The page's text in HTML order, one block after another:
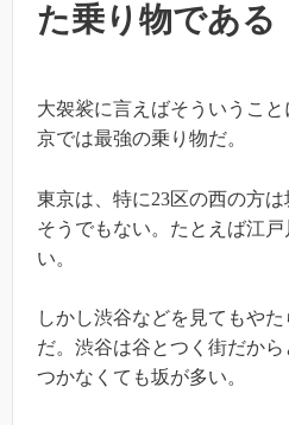
た乗り物である
大袈裟に言えばそういうこ
京では最強の乗り物だ。
東京は、特に23区の西の方
そうでもない。たとえば江
い。
しかし渋谷などを見てもや
だ。渋谷は谷とつく街だか
つかなくても坂が多い。